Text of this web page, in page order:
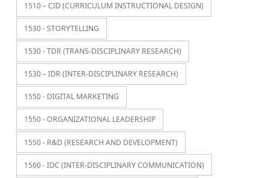
1510 – CID (CURRICULUM INSTRUCTIONAL DESIGN)
1530 - STORYTELLING
1530 - TDR (TRANS-DISCIPLINARY RESEARCH)
1530 – IDR (INTER-DISCIPLINARY RESEARCH)
1550 - DIGITAL MARKETING
1550 - ORGANIZATIONAL LEADERSHIP
1550 - R&D (RESEARCH AND DEVELOPMENT)
1560 - IDC (INTER-DISCIPLINARY COMMUNICATION)